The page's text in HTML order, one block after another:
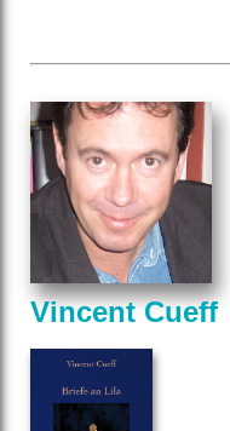
Vincent Cueff